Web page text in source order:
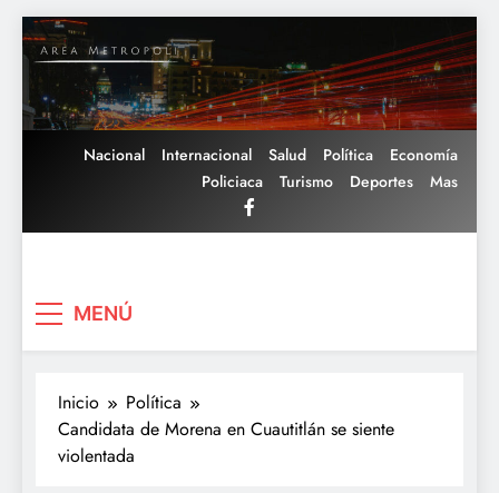
Saltar
al
contenido
Nacional Internacional Salud Política
Economía
Policiaca
Turismo Deportes Mas
MENÚ
Inicio
Política
Candidata de Morena en Cuautitlán se siente
violentada